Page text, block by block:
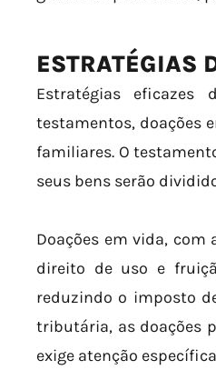
ESTRATÉGIAS
Estratégias
testamentos, doações
familiares. O
seus bens serão
Doações em vida,
direito de uso e
reduzindo o imposto
tributária, as doações
exige atenção